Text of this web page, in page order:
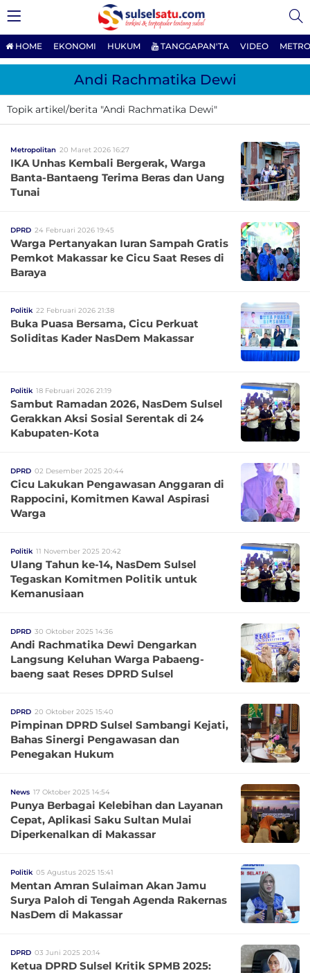
HOME EKONOMI HUKUM TANGGAPAN'TA VIDEO
Andi Rachmatika Dewi
Topik artikel/berita "Andi Rachmatika Dewi"
Metropolitan 20 Maret 2026 16:27
IKA Unhas Kembali Bergerak, Warga
Banta-Bantaeng Terima Beras dan Uang
Tunai
DPRD 24 Februari 2026 19:45
Warga Pertanyakan Iuran Sampah Gratis
Pemkot Makassar ke Cicu Saat Reses di
Baraya
Politik 22 Februari 2026 21:38
Buka Puasa Bersama, Cicu Perkuat
Soliditas Kader NasDem Makassar
Politik 18 Februari 2026 21:19
Sambut Ramadan 2026, NasDem Sulsel
Gerakkan Aksi Sosial Serentak di 24
Kabupaten-Kota
DPRD 02 Desember 2025 20:44
Cicu Lakukan Pengawasan Anggaran di
Rappocini, Komitmen Kawal Aspirasi
Warga
Politik 11 November 2025 20:42
Ulang Tahun ke-14, NasDem Sulsel
Tegaskan Komitmen Politik untuk
Kemanusiaan
DPRD 30 Oktober 2025 14:36
Andi Rachmatika Dewi Dengarkan
Langsung Keluhan Warga Pabaeng-
baeng saat Reses DPRD Sulsel
DPRD 20 Oktober 2025 15:40
Pimpinan DPRD Sulsel Sambangi Kejati,
Bahas Sinergi Pengawasan dan
Penegakan Hukum
News 17 Oktober 2025 14:54
Punya Berbagai Kelebihan dan Layanan
Cepat, Aplikasi Saku Sultan Mulai
Diperkenalkan di Makassar
Politik 05 Agustus 2025 15:41
Mentan Amran Sulaiman Akan Jamu
Surya Paloh di Tengah Agenda Rakernas
NasDem di Makassar
DPRD 03 Juni 2025 20:14
Ketua DPRD Sulsel Kritik SPMB 2025: